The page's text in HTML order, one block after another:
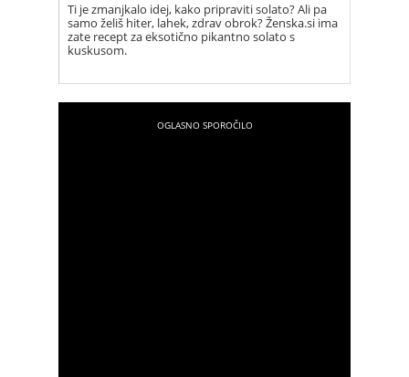
Ti je zmanjkalo idej, kako pripraviti solato? Ali pa
samo želiš hiter, lahek, zdrav obrok? Ženska.si ima
zate recept za eksotično pikantno solato s
kuskusom.